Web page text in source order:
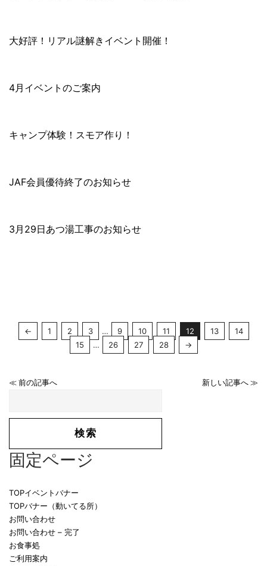
大好評！リアル謎解きイベント開催！
4月イベントのご案内
キャンプ体験！スモア作り！
JAF会員優待終了のお知らせ
3月29日あつ湯工事のお知らせ
← 1 2 3 … 9 10 11 12 13
14
15
… 26 27 28 →
≪ 前の記事へ 新しい記事へ ≫
固定ページ
TOPイベントバナー
TOPバナー（動いてる所）
お問い合わせ
お問い合わせ – 完了
お食事処
ご利用案内